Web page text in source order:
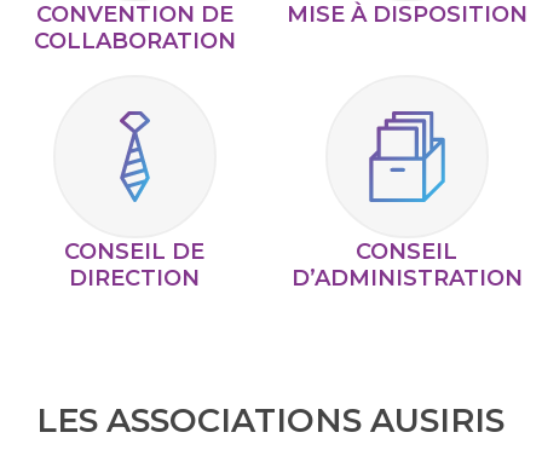
CONVENTION DE
COLLABORATION
MISE À DISPOSITION
CONSEIL DE
DIRECTION
CONSEIL
D’ADMINISTRATION
LES ASSOCIATIONS AUSIRIS